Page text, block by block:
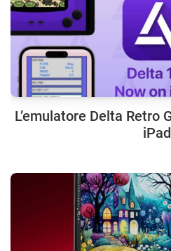
L’emulatore Delta Retro
iPad